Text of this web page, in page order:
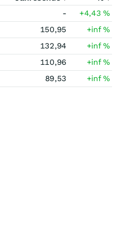
- +4,43%
150,95 +inf%
132,94 +inf%
110,96 +inf%
89,53 +inf%